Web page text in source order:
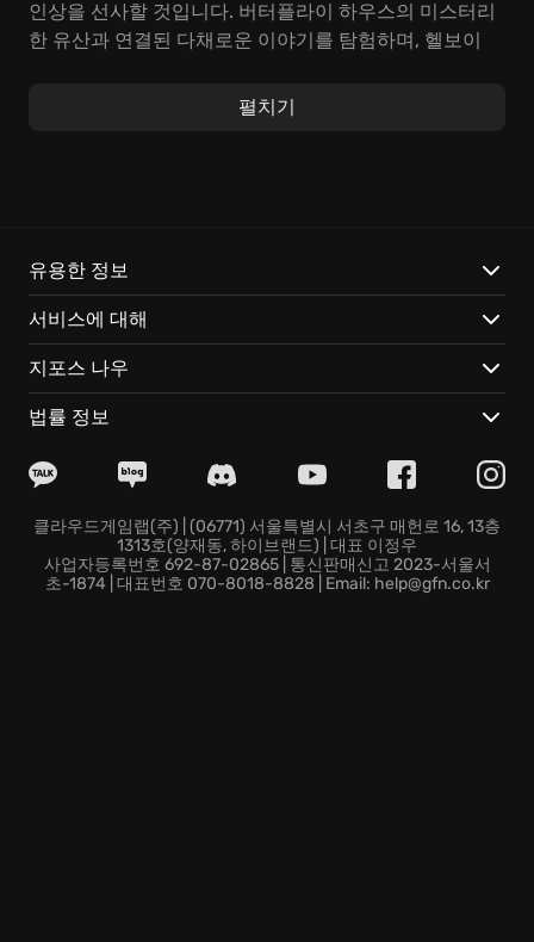
인상을 선사할 것입니다. 버터플라이 하우스의 미스터리
한 유산과 연결된 다채로운 이야기를 탐험하며, 헬보이
펀치 한 방으로 적들을 날려 버리는 시원한 액션은 스트
레스 해소에 제격입니다.
주요特徴:
마이크 미뇰라의 원작을 충실히 반영한 강렬한 비주얼 스
개성 넘치는 스토리가 돋보이는 독특하고 다양한 어드벤
도전적인 전투, "액션" 본능을 일깨우는 짜릿한 타격감
지금 바로 Hellboy Web of Wyrd 게임에 뛰어들어, 헬보
이와 함께 Wyrd의 심오한 비밀을 파헤쳐 보세요!
펼치기
유용한 정보
서비스에 대해
지포스 나우
법률 정보
클라우드게임랩(주) | (06771) 서울특별시 서초구 매헌로 16, 13층
1313호(양재동, 하이브랜드) | 대표 이정우
사업자등록번호 692-87-02865 | 통신판매신고 2023-서울서
초-1874 | 대표번호 070-8018-8828 | Email: help@gfn.co.kr